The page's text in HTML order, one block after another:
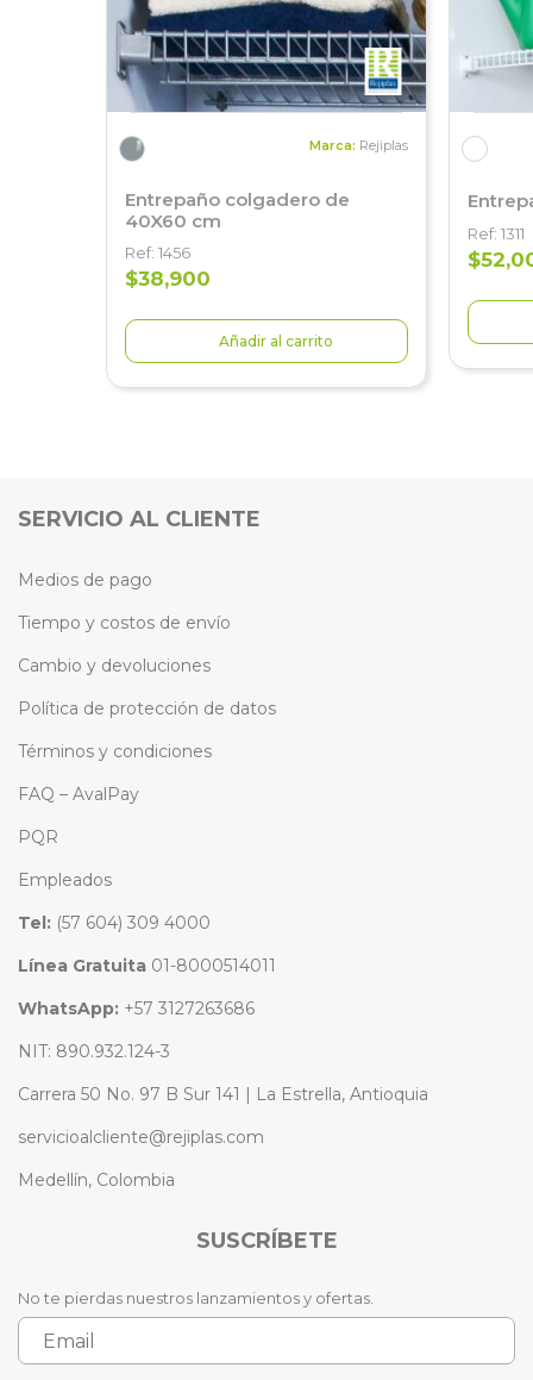
Marca: Rejiplas
Entrepaño colgadero de
40X60 cm
Ref: 1456
$38,900
Añadir al carrito
Ref: 1311
SERVICIO AL CLIENTE
Medios de pago
Tiempo y costos de envío
Cambio y devoluciones
Política de protección de datos
Términos y condiciones
FAQ – AvalPay
PQR
Empleados
Tel: (57 604) 309 4000
Línea Gratuita 01-8000514011
WhatsApp: +57 3127263686
NIT: 890.932.124-3
Carrera 50 No. 97 B Sur 141 | La Estrella, Antioquia
servicioalcliente@rejiplas.com
Medellín, Colombia
SUSCRÍBETE
No te pierdas nuestros lanzamientos y ofertas.